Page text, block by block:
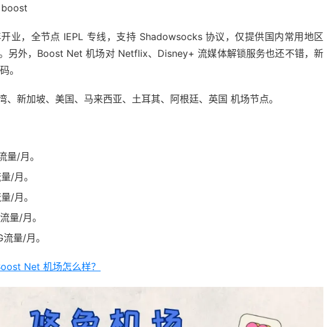
boost
业，全节点 IEPL 专线，支持 Shadowsocks 协议，仅提供国内常用地区
另外，Boost Net 机场对 Netflix、Disney+ 流媒体解锁服务也还不错，新
。
、新加坡、美国、马来西亚、土耳其、阿根廷、英国 机场节点。
量/月。
/月。
/月。
量/月。
量/月。
Net 机场怎么样？